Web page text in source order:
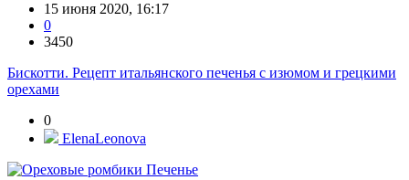
15 июня 2020, 16:17
0
3450
Бискотти. Рецепт итальянского печенья с изюмом и грецкими
орехами
0
ElenaLeonova
Печенье